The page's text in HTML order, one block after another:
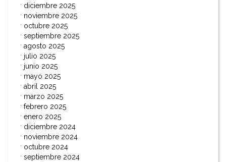
diciembre 2025
noviembre 2025
octubre 2025
septiembre 2025
agosto 2025
julio 2025
junio 2025
mayo 2025
abril 2025
marzo 2025
febrero 2025
enero 2025
diciembre 2024
noviembre 2024
octubre 2024
septiembre 2024